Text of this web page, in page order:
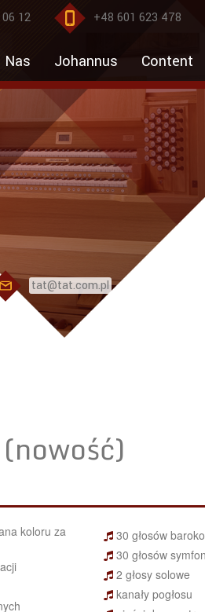
12 +48 601 623 478
Nas Johannus Content
tat@tat.com.pl
koloru za
30 głosów
30 głosów
2 głosy solowe
kanały pogłosu